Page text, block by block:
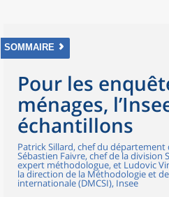
SOMMAIRE
Pour les
ménages,
échantillons
Patrick Sillard, chef du
Sébastien Faivre, chef de la division
expert méthodologue, et Ludovic
la direction de la Méthodologie et
internationale (DMCSI), Insee